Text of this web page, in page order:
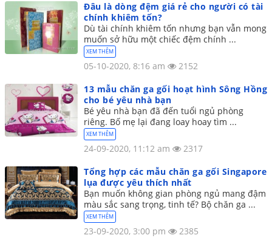
Đâu là dòng đệm giá rẻ cho người có tài
chính khiêm tốn?
Dù tài chính khiêm tốn nhưng bạn vẫn mong
muốn sở hữu một chiếc đệm chính ...
XEM THÊM
05-10-2020, 8:16 am
2152
13 mẫu chăn ga gối hoạt hình Sông Hồng
cho bé yêu nhà bạn
Bé yêu nhà bạn đã đến tuổi ngủ phòng
riêng. Bố mẹ lại đang loay hoay tìm ...
XEM THÊM
24-09-2020, 11:12 am
2317
Tổng hợp các mẫu chăn ga gối Singapore
lụa được yêu thích nhất
Bạn muốn không gian phòng ngủ mang đậm
màu sắc sang trọng, tinh tế? Bộ chăn ga ...
XEM THÊM
23-09-2020, 3:00 pm
2385